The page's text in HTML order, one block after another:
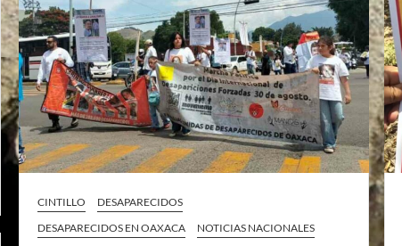
CINTILLO
DESAPARECIDOS
DESAPARECIDOS EN OAXACA
NOTICIAS NACIONALES